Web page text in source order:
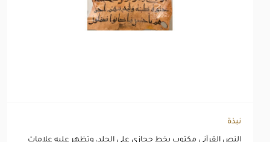
نبذة
النص القرآني مكتوب بخط حجازي على الجلد، وتظهر عليه علامات